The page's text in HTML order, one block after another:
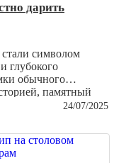
дарить
стали символом
глубокого
обычного
памятный
ценятсяизделия
Ниже
изделия с
24/07/2025